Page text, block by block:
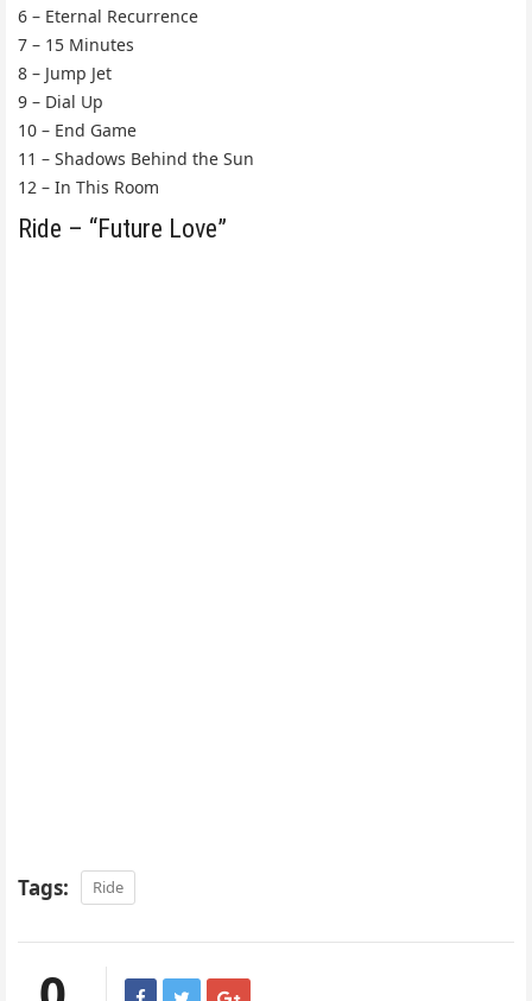
6 – Eternal Recurrence
7 – 15 Minutes
8 – Jump Jet
9 – Dial Up
10 – End Game
11 – Shadows Behind the Sun
12 – In This Room
Ride – “Future Love”
Tags: Ride